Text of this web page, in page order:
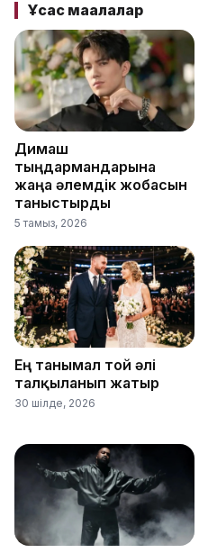
Ұқсас мақалалар
Димаш
тыңдармандарына
жаңа әлемдік жобасын
таныстырды
5 тамыз, 2026
Ең танымал той әлі
талқыланып жатыр
30 шілде, 2026